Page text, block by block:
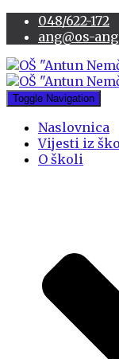
048/622-172
ang@os-
Toggle Navigation
Naslovnica
Vijesti iz
O školi